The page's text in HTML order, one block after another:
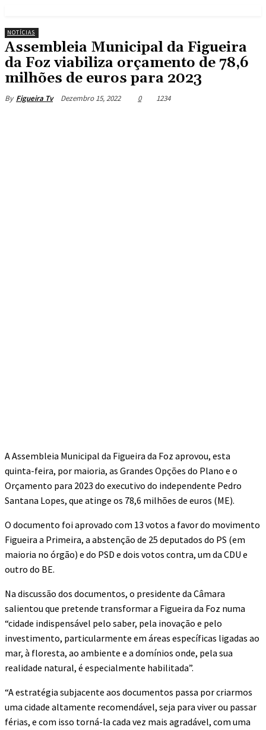
NOTÍCIAS
Assembleia Municipal da Figueira
da Foz viabiliza orçamento de 78,6
milhões de euros para 2023
By Figueira Tv Dezembro 15, 2022 0 1234
A Assembleia Municipal da Figueira da Foz aprovou, esta
quinta-feira, por maioria, as Grandes Opções do Plano e o
Orçamento para 2023 do executivo do independente Pedro
Santana Lopes, que atinge os 78,6 milhões de euros (ME).
O documento foi aprovado com 13 votos a favor do movimento
Figueira a Primeira, a abstenção de 25 deputados do PS (em
maioria no órgão) e do PSD e dois votos contra, um da CDU e
outro do BE.
Na discussão dos documentos, o presidente da Câmara
salientou que pretende transformar a Figueira da Foz numa
“cidade indispensável pelo saber, pela inovação e pelo
investimento, particularmente em áreas específicas ligadas ao
mar, à floresta, ao ambiente e a domínios onde, pela sua
realidade natural, é especialmente habilitada”.
“A estratégia subjacente aos documentos passa por criarmos
uma cidade altamente recomendável, seja para viver ou passar
férias, e com isso torná-la cada vez mais agradável, com uma